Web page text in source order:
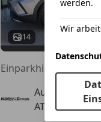
14
Autohaus
AT-3013
werden.
Wir